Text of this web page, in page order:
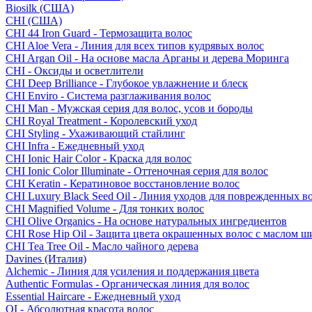
Biosilk (США)
CHI (США)
CHI 44 Iron Guard - Термозащита волос
CHI Aloe Vera - Линия для всех типов кудрявых волос
CHI Argan Oil - На основе масла Арганы и дерева Моринга
CHI - Оксиды и осветлители
CHI Deep Brilliance - Глубокое увлажнение и блеск
CHI Enviro - Система разглаживания волос
CHI Man - Мужская серия для волос, усов и бороды
CHI Royal Treatment - Королевский уход
CHI Styling - Ухаживающий стайлинг
CHI Infra - Ежедневный уход
CHI Ionic Hair Color - Краска для волос
CHI Ionic Color Illuminate - Оттеночная серия для волос
CHI Keratin - Кератиновое восстановление волос
CHI Luxury Black Seed Oil - Линия уходов для поврежденных
CHI Magnified Volume - Для тонких волос
CHI Olive Organics - На основе натуральных ингредиентов
CHI Rose Hip Oil - Защита цвета окрашенных волос с маслом
CHI Tea Tree Oil - Масло чайного дерева
Davines (Италия)
Alchemic - Линия для усиления и поддержания цвета
Authentic Formulas - Органическая линия для волос
Essential Haircare - Eжедневный уход
OI - Абсолютная красота волос